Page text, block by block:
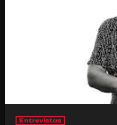
Entrevistas